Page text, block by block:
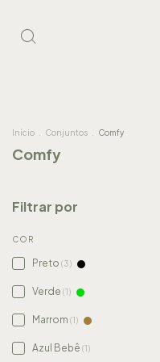
Início Conjuntos Comfy
Comfy
Filtrar por
COR
Preto (3)
Verde (1)
Marrom (1)
Azul Bebê (1)